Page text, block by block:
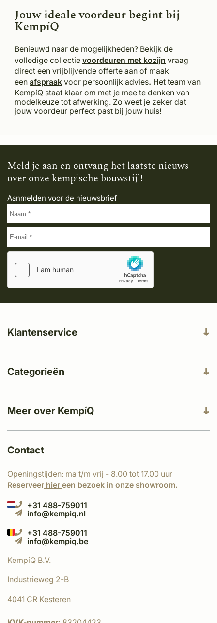
Jouw ideale voordeur begint bij
KempíQ
Benieuwd naar de mogelijkheden? Bekijk de
volledige collectie voordeuren met kozijn vraag
direct een vrijblijvende offerte aan of maak
een afspraak voor persoonlijk advies. Het team van
KempíQ staat klaar om met je mee te denken van
modelkeuze tot afwerking. Zo weet je zeker dat
jouw voordeur perfect past bij jouw huis!
Meld je aan en ontvang het laatste nieuws
over onze kempische bouwstijl!
Aanmelden voor de nieuwsbrief
Meer over KempíQ
Klantenservice
Categorieën
Contact
Openingstijden: ma t/m vrij - 8.00 tot 17.00 uur
Reserveer hier een bezoek in onze showroom.
+31 488-759011
info@kempiq.nl
+31 488-759011
info@kempiq.be
KempíQ B.V.
Industrieweg 2-B
4041 CR Kesteren